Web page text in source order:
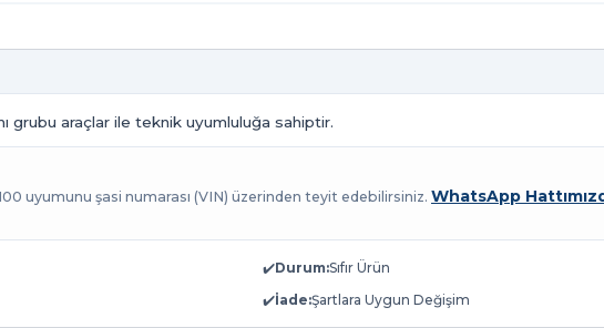
grubu araçlar ile teknik uyumluluğa sahiptir.
uyumunu şasi numarası (VIN) üzerinden teyit edebilirsiniz. WhatsApp
✔️Durum:Sıfır Ürün
✔️İade:Şartlara Uygun Değişim